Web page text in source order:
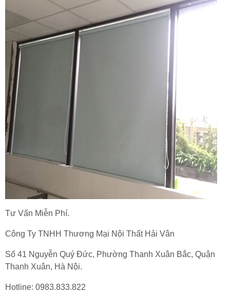
Tư Vấn Miễn Phí.
Công Ty TNHH Thương Mại Nội Thất Hải Vân
Số 41 Nguyễn Quý Đức, Phường Thanh Xuân Bắc, Quận
Thanh Xuân, Hà Nội.
Hotline: 0983.833.822